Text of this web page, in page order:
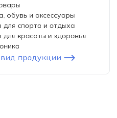
обувь и аксессуары
для спорта и отдыха
для красоты и здоровья
продукции